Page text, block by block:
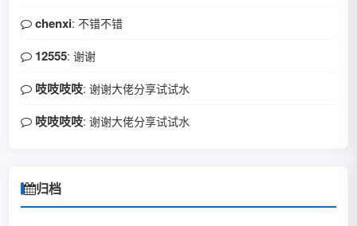
chenxi: 不错不错
12555: 谢谢
吱吱吱吱: 谢谢大佬分享试试水
吱吱吱吱: 谢谢大佬分享试试水
归档